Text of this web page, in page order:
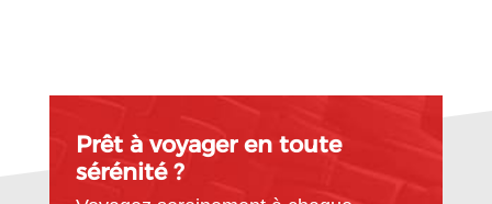
Prêt à voyager en toute
sérénité ?